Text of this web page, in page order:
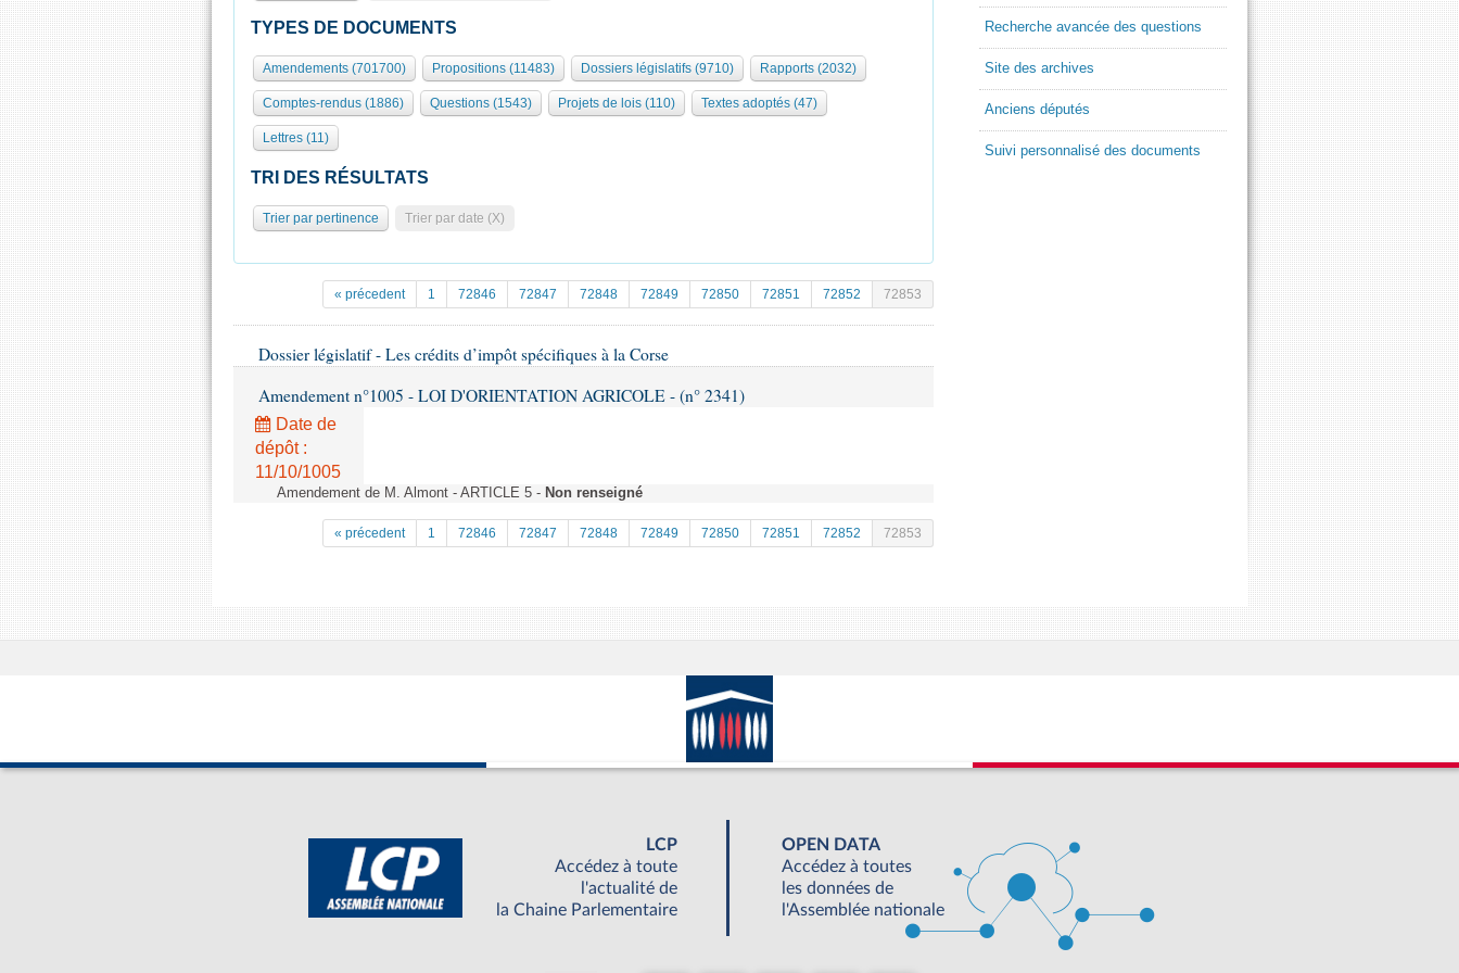
TYPES DE DOCUMENTS
Amendements (701700) Propositions (11483) Dossiers législatifs (9710) Rapports (2032)
Comptes-rendus (1886) Questions (1543) Projets de lois (110) Textes adoptés (47)
Lettres (11)
TRI DES RÉSULTATS
Trier par pertinence Trier par date (X)
« précedent 1 72846 72847 72848 72849 72850 72851 72852 72853
Dossier législatif - Les crédits d’impôt spécifiques à la Corse
Amendement n°1005 - LOI D'ORIENTATION AGRICOLE - (n° 2341)
Date de
dépôt :
11/10/1005
Amendement de M. Almont - ARTICLE 5 - Non renseigné
« précedent 1 72846 72847 72848 72849 72850 72851 72852 72853
Recherche avancée des questions
Site des archives
Anciens députés
Suivi personnalisé des documents
LCP
Accédez à toute
l'actualité de
la Chaine Parlementaire
OPEN DATA
Accédez à toutes
les données de
l'Assemblée nationale